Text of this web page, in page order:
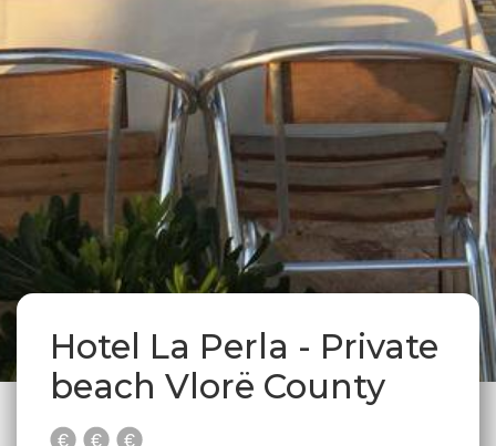
Hotel La Perla - Private
beach Vlorë County